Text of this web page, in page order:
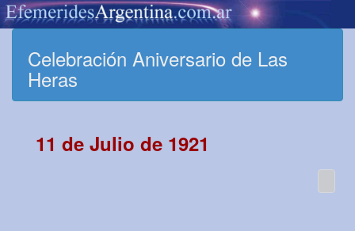
Celebración Aniversario de Las
Heras
11 de Julio de 1921